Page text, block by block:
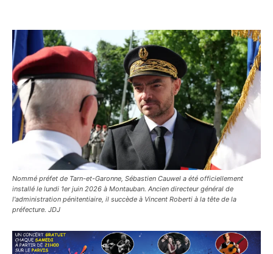
Nommé préfet de Tarn-et-Garonne, Sébastien Cauwel a été officiellement
installé le lundi 1er juin 2026 à Montauban. Ancien directeur général de
l'administration pénitentiaire, il succède à Vincent Roberti à la tête de la
préfecture. JDJ